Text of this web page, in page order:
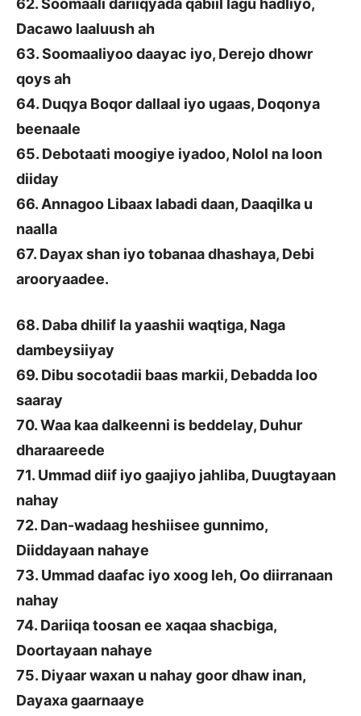
62. Soomaali dariiqyada qabiil lagu hadliyo,
Dacawo laaluush ah
63. Soomaaliyoo daayac iyo, Derejo dhowr
qoys ah
64. Duqya Boqor dallaal iyo ugaas, Doqonya
beenaale
65. Debotaati moogiye iyadoo, Nolol na loon
diiday
66. Annagoo Libaax labadi daan, Daaqilka u
naalla
67. Dayax shan iyo tobanaa dhashaya, Debi
arooryaadee.
68. Daba dhilif la yaashii waqtiga, Naga
dambeysiiyay
69. Dibu socotadii baas markii, Debadda loo
saaray
70. Waa kaa dalkeenni is beddelay, Duhur
dharaareede
71. Ummad diif iyo gaajiyo jahliba, Duugtayaan
nahay
72. Dan-wadaag heshiisee gunnimo,
Diiddayaan nahaye
73. Ummad daafac iyo xoog leh, Oo diirranaan
nahay
74. Dariiqa toosan ee xaqaa shacbiga,
Doortayaan nahaye
75. Diyaar waxan u nahay goor dhaw inan,
Dayaxa gaarnaaye